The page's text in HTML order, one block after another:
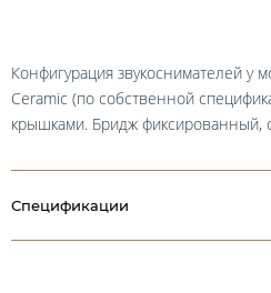
Конфигурация звукоснимателей у
Ceramic (по собственной
крышками. Бридж фиксированный,
Спецификации